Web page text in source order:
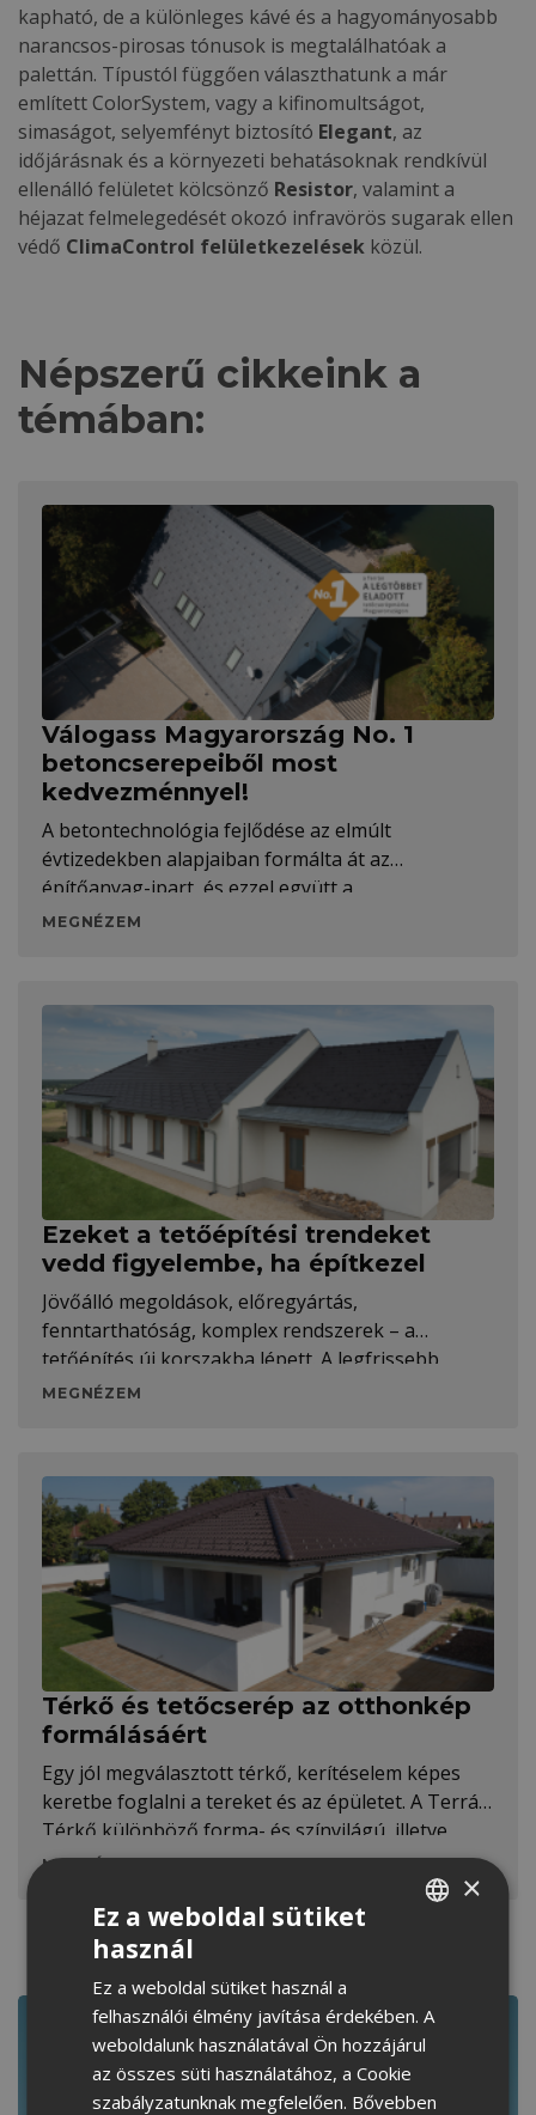
kapható, de a különleges kávé és a hagyományosabb
narancsos-pirosas tónusok is megtalálhatóak a
palettán. Típustól függően választhatunk a már
említett ColorSystem, vagy a kifinomultságot,
simaságot, selyemfényt biztosító Elegant, az
időjárásnak és a környezeti behatásoknak rendkívül
ellenálló felületet kölcsönző Resistor, valamint a
héjazat felmelegedését okozó infravörös sugarak ellen
védő ClimaControl felületkezelések közül.
Népszerű cikkeink a
témában:
Válogass Magyarország No. 1
betoncserepeiből most
kedvezménnyel!
A betontechnológia fejlődése az elmúlt
évtizedekben alapjaiban formálta át az
építőanyag-ipart, és ezzel együtt a
tetőcserépgyártás területét is. A modern
mint valaha. Ráadásul a Zenit Max
Gesztenyebarna Elegant és Carbon Resistor,
valamint a Rundo Tégla Elegant modellek most
akciós áron érhetők el.
MEGNÉZEM
Ezeket a tetőépítési trendeket
vedd figyelembe, ha építkezel
Jövőálló megoldások, előregyártás,
fenntarthatóság, komplex rendszerek – a
tetőépítés új korszakba lépett. A legfrissebb
trendek megmutatják, milyen irányba érdemes
MEGNÉZEM
Térkő és tetőcserép az otthonkép
formálásáért
Egy jól megválasztott térkő, kerítéselem képes
keretbe foglalni a tereket és az épületet. A Terrán
Térkő különböző forma- és színvilágú, illetve
textúráltságú modelljei a tetőcserepekkel
MEGNÉZEM
Kapcsolódó tartalmak
SERBIAN
×
Ez a weboldal sütiket
használ
Ez a weboldal sütiket használ a
felhasználói élmény javítása érdekében. A
weboldalunk használatával Ön hozzájárul
az összes süti használatához, a Cookie
szabályzatunknak megfelelően. Bővebben